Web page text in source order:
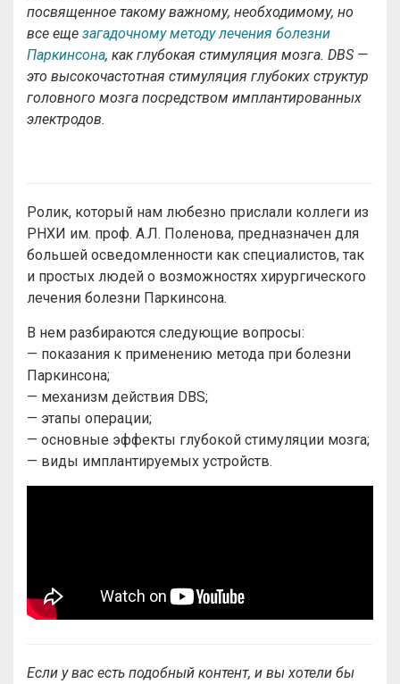
посвященное такому важному, необходимому, но
все еще загадочному методу лечения болезни
Паркинсона, как глубокая стимуляция мозга. DBS —
это высокочастотная стимуляция глубоких структур
головного мозга посредством имплантированных
электродов.
Ролик, который нам любезно прислали коллеги из
РНХИ им. проф. А.Л. Поленова, предназначен для
большей осведомленности как специалистов, так
и простых людей о возможностях хирургического
лечения болезни Паркинсона.
В нем разбираются следующие вопросы:
— показания к применению метода при болезни
Паркинсона;
— механизм действия DBS;
— этапы операции;
— основные эффекты глубокой стимуляции мозга;
— виды имплантируемых устройств.
Если у вас есть подобный контент, и вы хотели бы